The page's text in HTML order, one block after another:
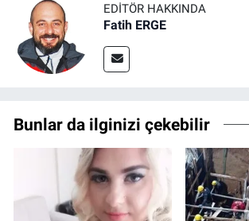
EDITÖR HAKKINDA
Fatih ERGE
Bunlar da ilginizi çekebilir